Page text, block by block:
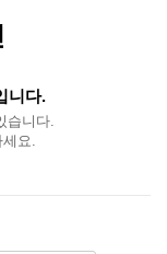
니다.
습니다.
요.